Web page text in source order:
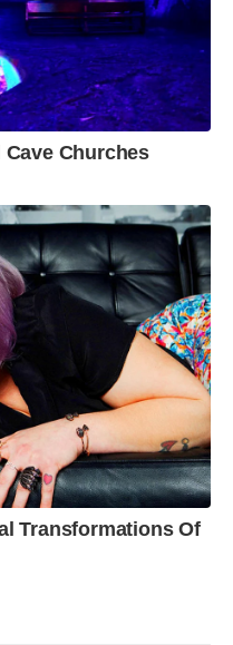
Churches
Transformations Of